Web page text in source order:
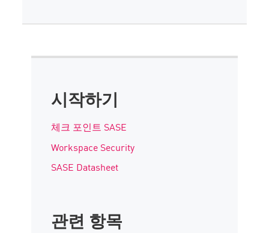
시작하기
체크 포인트 SASE
Workspace Security
SASE Datasheet
관련 항목